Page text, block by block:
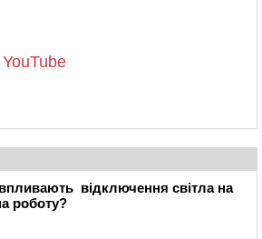
відключення світла на
роботу?